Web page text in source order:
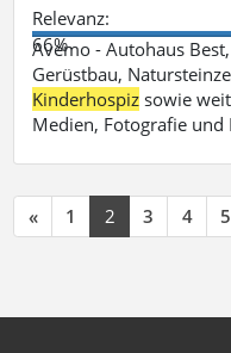
Relevanz:
66%
Avemo - Autohaus
Gerüstbau,
Kinderhospiz sowie
Medien, Fotografie
« 1 2 3 4 5